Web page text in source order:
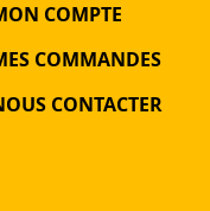
COMPTE
COMMANDES
CONTACTER